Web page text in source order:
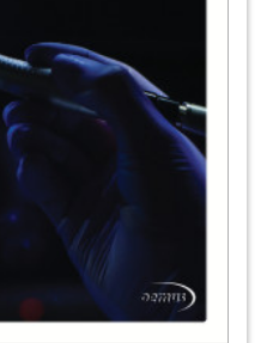
für den Zahnarzt:
im Gesicht
Halling/Fulda
GmbH
– ein Überblick: